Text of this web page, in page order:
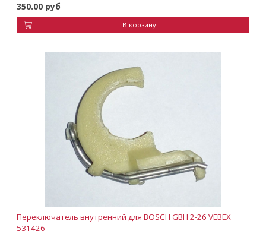
350.00 руб
В корзину
Переключатель внутренний для BOSCH GBH 2-26 VEBEX
531426